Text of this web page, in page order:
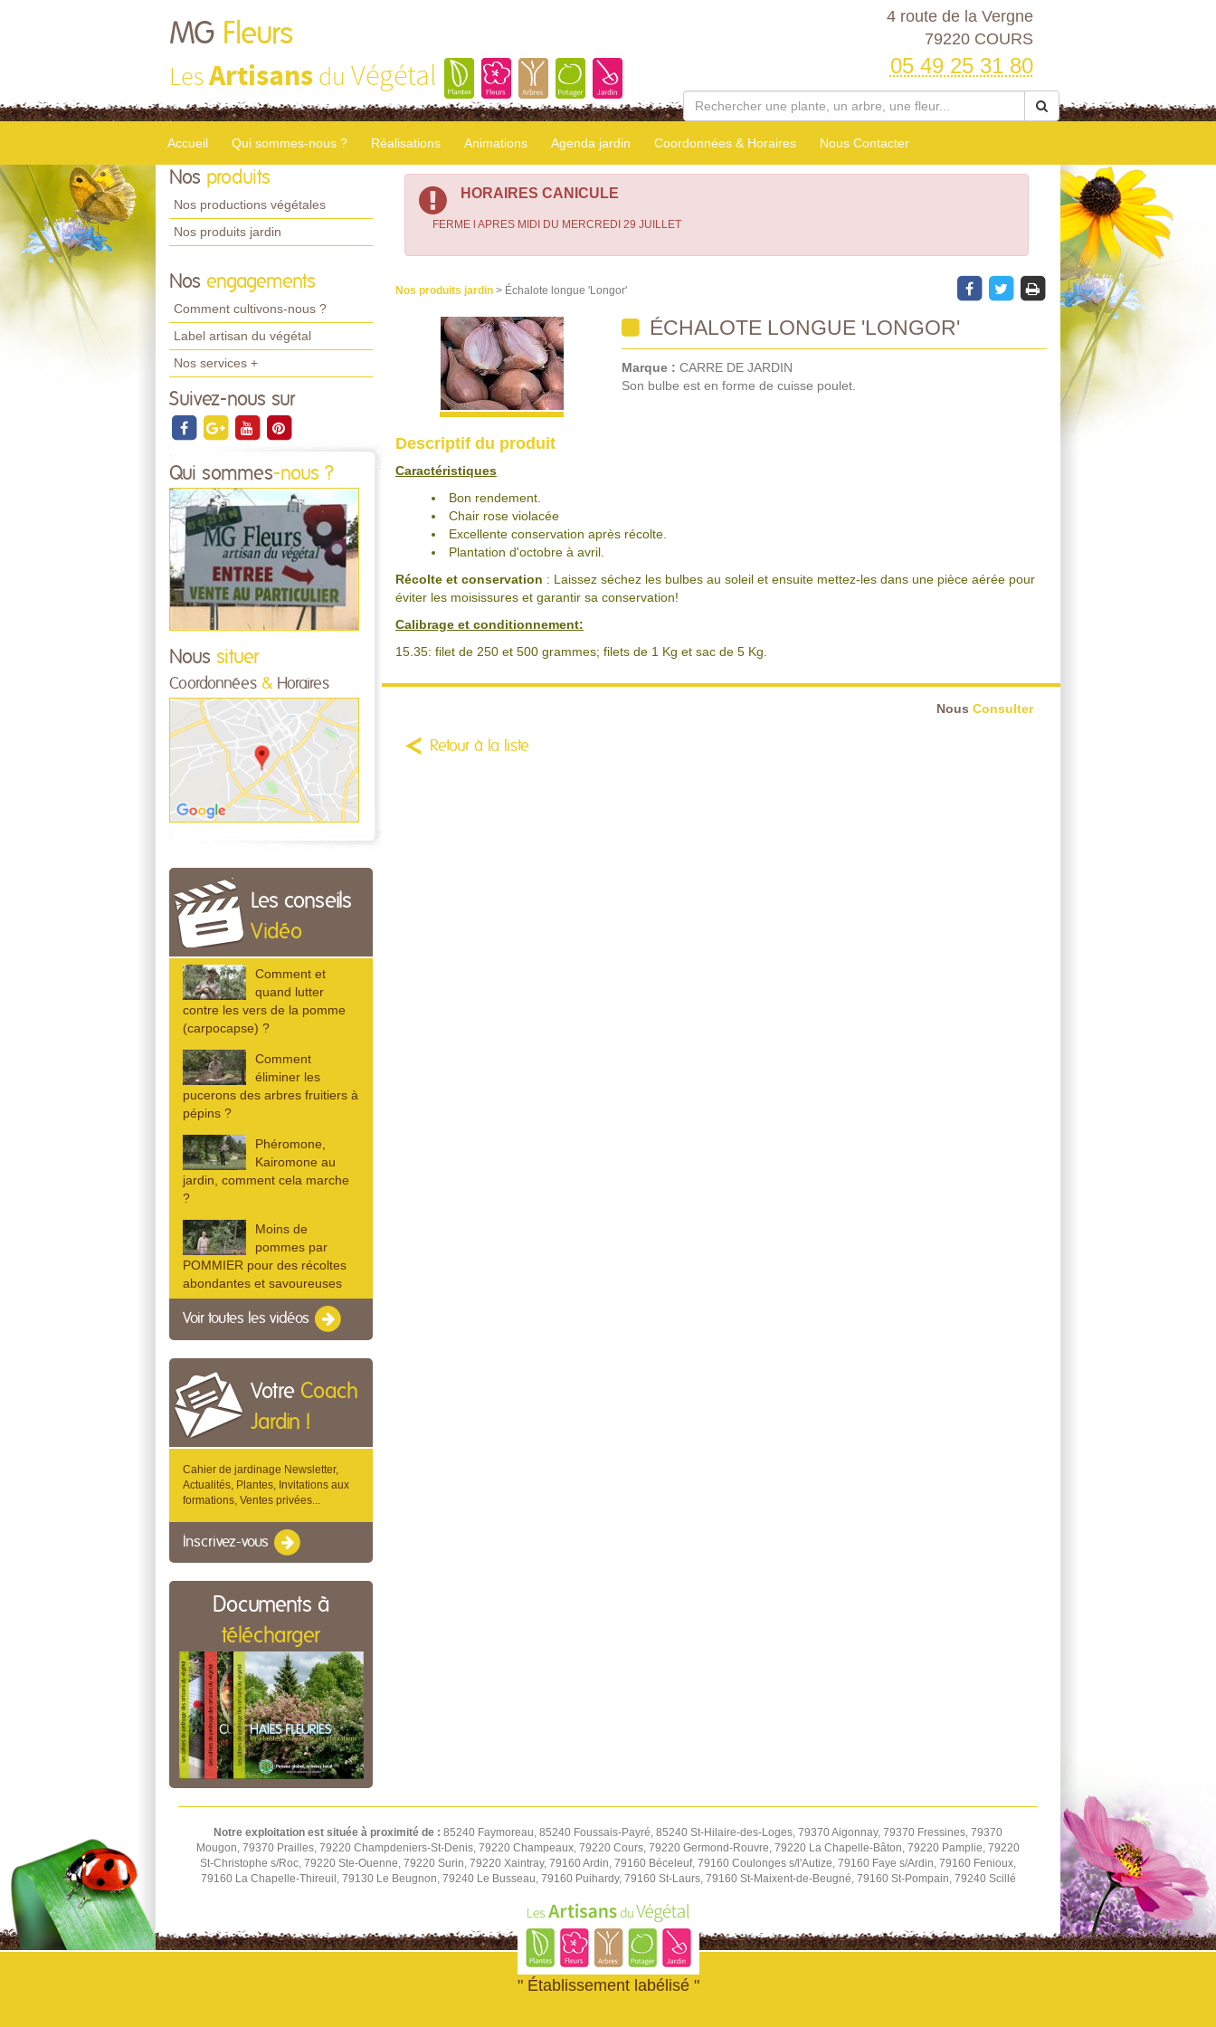
MG Fleurs
LesArtisans du Végétal
4 route de la Vergne
79220 COURS
05 49 25 31 80
Accueil Qui sommes-nous ? Réalisations Animations Agenda jardin Coordonnées & Horaires Nous Contacter
Nos produits
Nos productions végétales
Nos produits jardin
Nos engagements
Comment cultivons-nous ?
Label artisan du végétal
Nos services +
Suivez-nous sur
Qui sommes-nous ?
Nous situer
Coordonnées & Horaires
Les conseils
Vidéo
Comment et
quand lutter
contre les vers de la pomme
(carpocapse) ?
Comment
éliminer les
pucerons des arbres fruitiers à
pépins ?
Phéromone,
Kairomone au
jardin, comment cela marche
?
Moins de
pommes par
POMMIER pour des récoltes
abondantes et savoureuses
Voir toutes les vidéos
Votre Coach
Jardin !
Cahier de jardinage Newsletter,
Actualités, Plantes, Invitations aux
formations, Ventes privées...
Inscrivez-vous
Documents à
télécharger
HORAIRES CANICULE
FERME l APRES MIDI DU MERCREDI 29 JUILLET
Nos produits jardin > Échalote longue 'Longor'
ÉCHALOTE LONGUE 'LONGOR'
Marque : CARRE DE JARDIN
Son bulbe est en forme de cuisse poulet.
Descriptif du produit
Caractéristiques
Bon rendement.
Chair rose violacée
Excellente conservation après récolte.
Plantation d'octobre à avril.
Récolte et conservation : Laissez séchez les bulbes au soleil et ensuite mettez-les dans une pièce aérée pour
éviter les moisissures et garantir sa conservation!
Calibrage et conditionnement:
15.35: filet de 250 et 500 grammes; filets de 1 Kg et sac de 5 Kg.
Nous Consulter
Retour à la liste
Notre exploitation est située à proximité de : 85240 Faymoreau, 85240 Foussais-Payré, 85240 St-Hilaire-des-Loges, 79370 Aigonnay, 79370 Fressines, 79370
Mougon, 79370 Prailles, 79220 Champdeniers-St-Denis, 79220 Champeaux, 79220 Cours, 79220 Germond-Rouvre, 79220 La Chapelle-Bâton, 79220 Pamplie, 79220
St-Christophe s/Roc, 79220 Ste-Ouenne, 79220 Surin, 79220 Xaintray, 79160 Ardin, 79160 Béceleuf, 79160 Coulonges s/l'Autize, 79160 Faye s/Ardin, 79160 Fenioux,
79160 La Chapelle-Thireuil, 79130 Le Beugnon, 79240 Le Busseau, 79160 Puihardy, 79160 St-Laurs, 79160 St-Maixent-de-Beugné, 79160 St-Pompain, 79240 Scillé
" Établissement labélisé "